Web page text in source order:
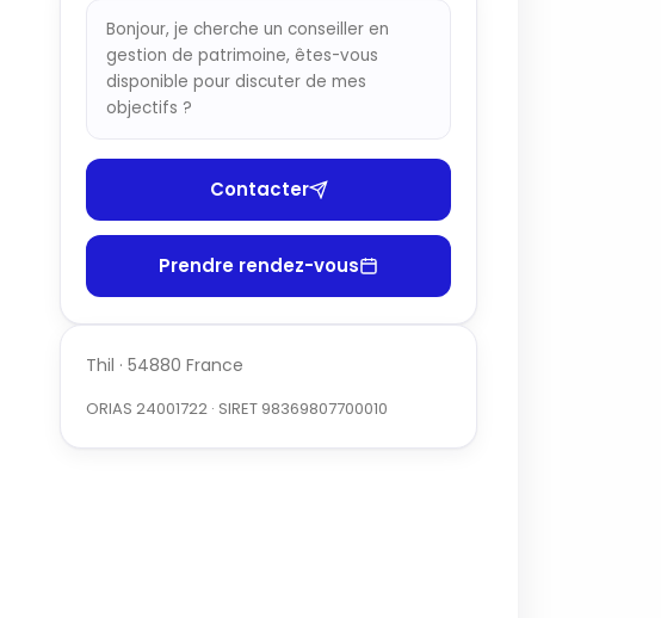
Bonjour, je cherche un conseiller en
gestion de patrimoine, êtes-vous
disponible pour discuter de mes
objectifs ?
Contacter
Prendre rendez-vous
Thil · 54880 France
ORIAS 24001722 · SIRET 98369807700010